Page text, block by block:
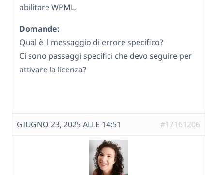
abilitare WPML.
Domande:
Qual è il messaggio di errore specifico?
Ci sono passaggi specifici che devo seguire per
attivare la licenza?
GIUGNO 23, 2025 ALLE 14:51 #17161206